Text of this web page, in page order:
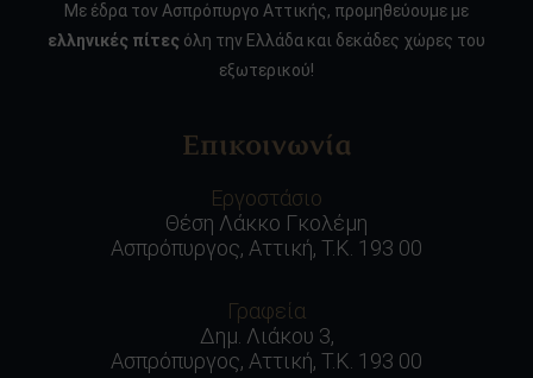
Με έδρα τον Ασπρόπυργο Αττικής, προμηθεύουμε με
ελληνικές πίτες όλη την Ελλάδα και δεκάδες χώρες του
εξωτερικού!
Επικοινωνία
Εργοστάσιο
Θέση Λάκκο Γκολέμη
Ασπρόπυργος, Αττική, Τ.Κ. 193 00
Γραφεία
Δημ. Λιάκου 3,
Ασπρόπυργος, Αττική, Τ.Κ. 193 00